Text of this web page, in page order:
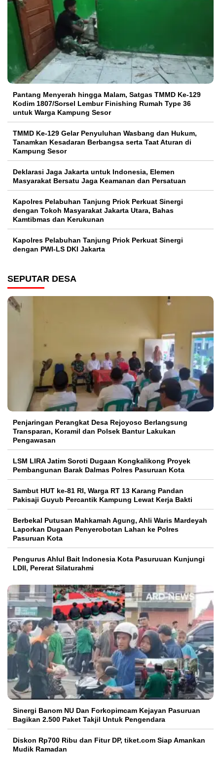
Pantang Menyerah hingga Malam, Satgas TMMD Ke-129
Kodim 1807/Sorsel Lembur Finishing Rumah Type 36
untuk Warga Kampung Sesor
TMMD Ke-129 Gelar Penyuluhan Wasbang dan Hukum,
Tanamkan Kesadaran Berbangsa serta Taat Aturan di
Kampung Sesor
Deklarasi Jaga Jakarta untuk Indonesia, Elemen
Masyarakat Bersatu Jaga Keamanan dan Persatuan
Kapolres Pelabuhan Tanjung Priok Perkuat Sinergi
dengan Tokoh Masyarakat Jakarta Utara, Bahas
Kamtibmas dan Kerukunan
Kapolres Pelabuhan Tanjung Priok Perkuat Sinergi
dengan PWI-LS DKI Jakarta
SEPUTAR DESA
Penjaringan Perangkat Desa Rejoyoso Berlangsung
Transparan, Koramil dan Polsek Bantur Lakukan
Pengawasan
LSM LIRA Jatim Soroti Dugaan Kongkalikong Proyek
Pembangunan Barak Dalmas Polres Pasuruan Kota
Sambut HUT ke-81 RI, Warga RT 13 Karang Pandan
Pakisaji Guyub Percantik Kampung Lewat Kerja Bakti
Berbekal Putusan Mahkamah Agung, Ahli Waris Mardeyah
Laporkan Dugaan Penyerobotan Lahan ke Polres
Pasuruan Kota
Pengurus Ahlul Bait Indonesia Kota Pasuruuan Kunjungi
LDII, Pererat Silaturahmi
Sinergi Banom NU Dan Forkopimcam Kejayan Pasuruan
Bagikan 2.500 Paket Takjil Untuk Pengendara
Diskon Rp700 Ribu dan Fitur DP, tiket.com Siap Amankan
Mudik Ramadan